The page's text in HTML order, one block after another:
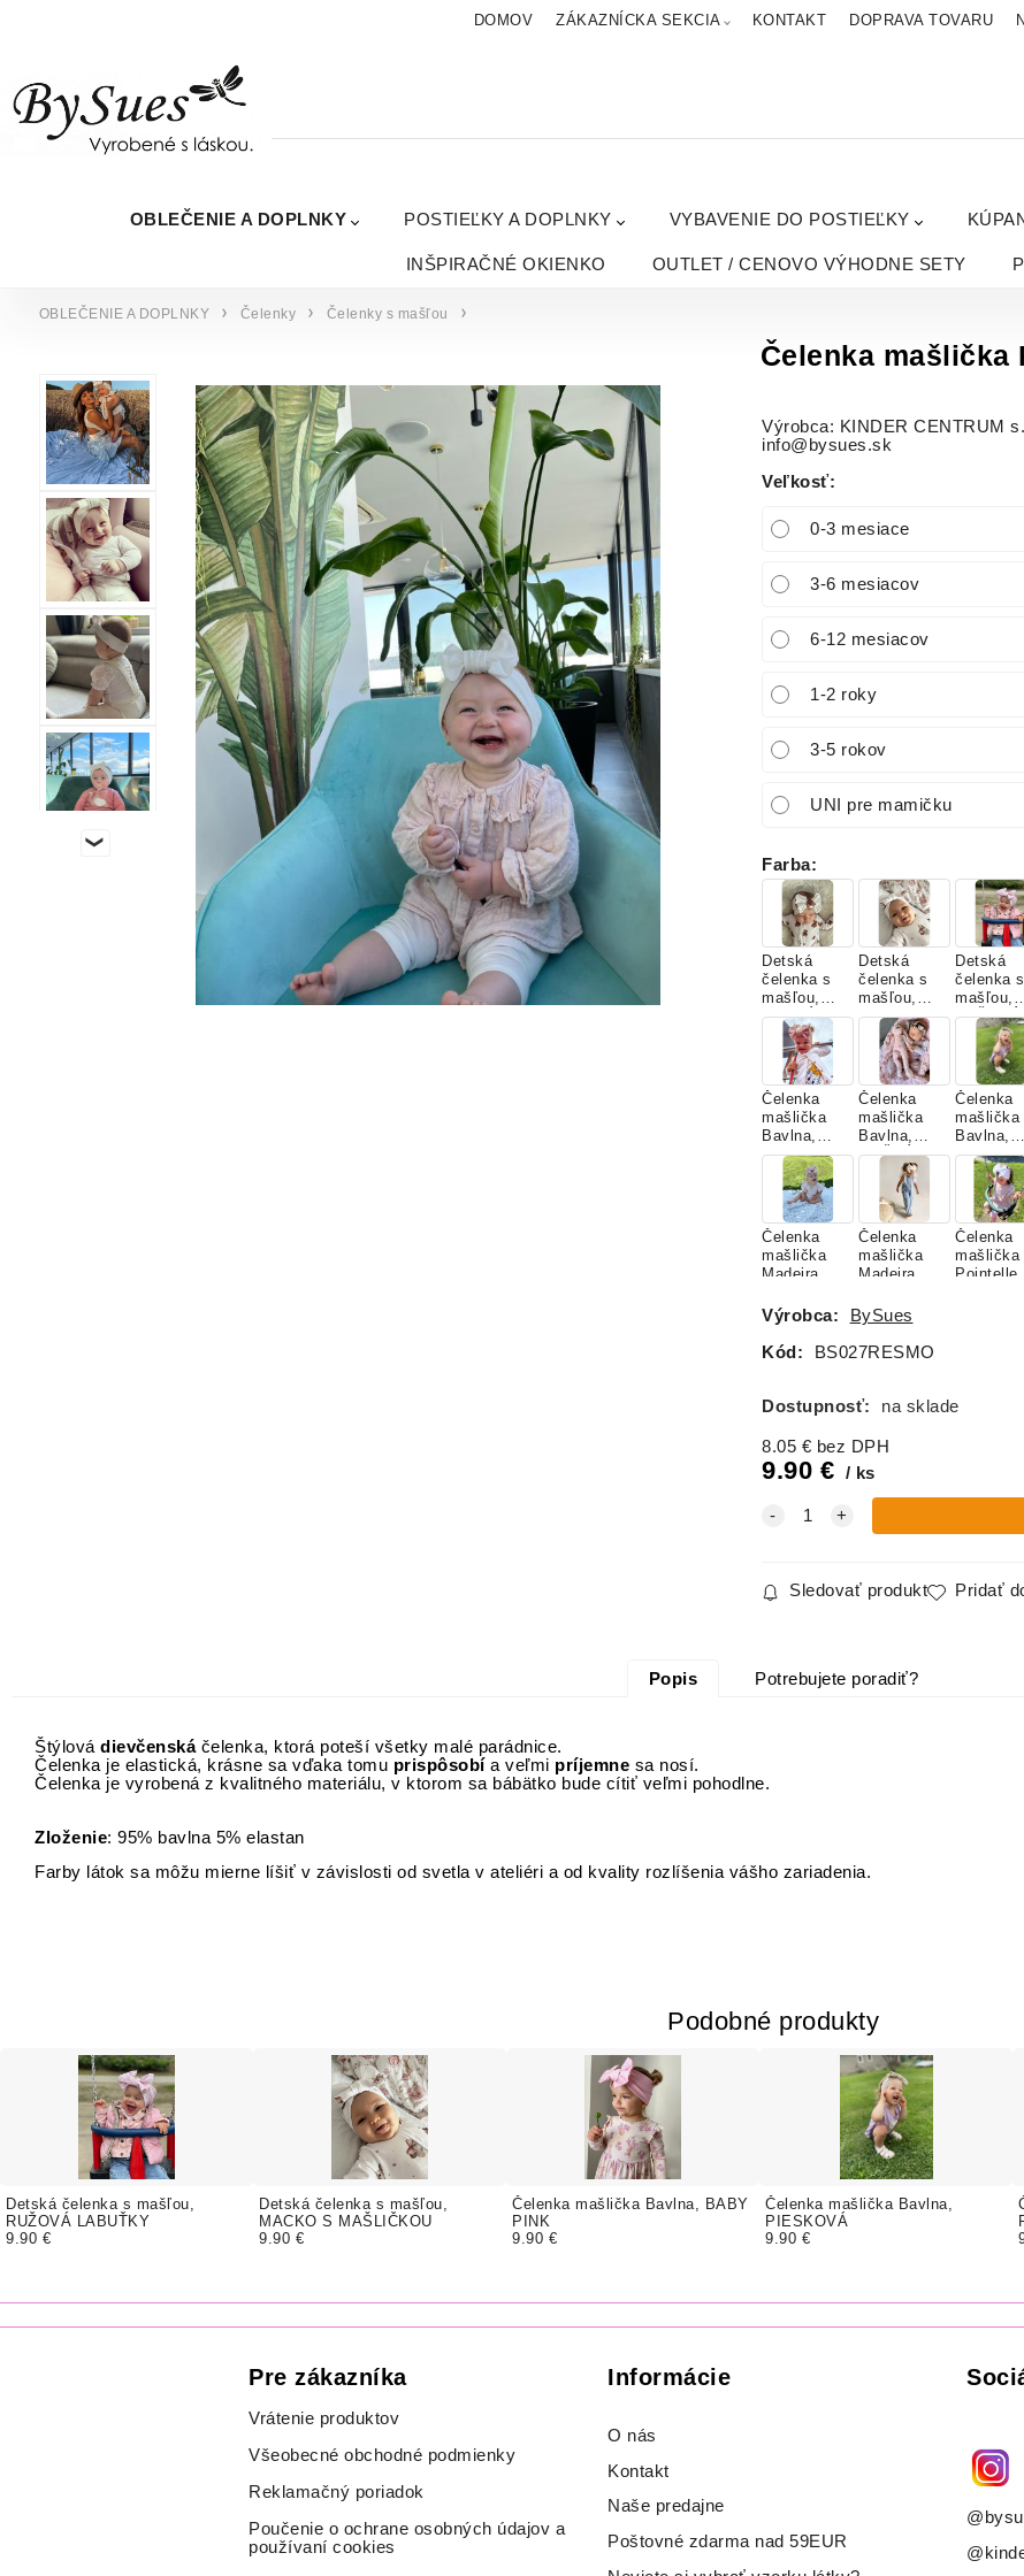
DOMOV ZÁKAZNÍCKA SEKCIA KONTAKT DOPRAVA TOVARU
OBLEČENIE A DOPLNKY POSTIEĽKY A DOPLNKY VYBAVENIE DO POSTIEĽKY
INŠPIRAČNÉ OKIENKO OUTLET / CENOVO VÝHODNE SETY
OBLEČENIE A DOPLNKY Čelenky Čelenky s mašľou
Čelenka mašlička
Výrobca: KINDER CENTRUM
info@bysues.sk
Veľkosť:
0-3 mesiace
3-6 mesiacov
6-12 mesiacov
1-2 roky
3-5 rokov
UNI pre mamičku
Farba:
Detská
čelenka s
mašľou,
HNEDÝ
MACKO
Detská
čelenka s
mašľou,
MACKO S
MAŠLIČKO
Detská
čelenka s
mašľou,
RUŽOVÁ
Čelenka
mašlička
Bavlna,
LITTLE
STAR
Čelenka
mašlička
Bavlna,
NOČNÉ
RUŽIČKY
Čelenka
mašlička
Bavlna,
Čelenka
mašlička
Madeira,
Čelenka
mašlička
Madeira,
VÁ
Čelenka
mašlička
Pointelle,
Rebrovaná
LATTE
Rebrovaná
PUDROVÁ
Rebrovaná
Čelenka
mašlička
O
Výrobca: BySues
Kód:
BS027RESMO
Dostupnosť: na sklade
8.05 € bez DPH
9.90 € ks
Sledovať produkt Pridať
Popis Potrebujete poradiť?
Štýlová dievčenskáčelenka, ktorá poteší všetky malé parádnice.
Čelenka je elastická, krásne sa vďaka tomu prispôsobí a veľmi príjemne sa nosí.
Čelenka je vyrobená z kvalitného materiálu, v ktorom sa bábätko bude cítiť veľmi pohodlne.
Zloženie: 95% bavlna 5% elastan
Farby látok sa môžu mierne líšiť v závislosti od svetla v ateliéri a od kvality rozlíšenia vášho zariadenia.
Podobné produkty
Detská čelenka s mašľou,
RUŽOVÁ LABUŤKY
9.90 €
Detská čelenka s mašľou,
MACKO S MAŠLIČKOU
9.90 €
Čelenka mašlička Bavlna, BABY
PINK
9.90 €
Čelenka mašlička Bavlna,
PIESKOVÁ
9.90 €
Pre zákazníka
Vrátenie produktov
Všeobecné obchodné podmienky
Reklamačný poriadok
Poučenie o ochrane osobných údajov a
používaní cookies
Informácie
O nás
Kontakt
Naše predajne
Poštovné zdarma nad 59EUR